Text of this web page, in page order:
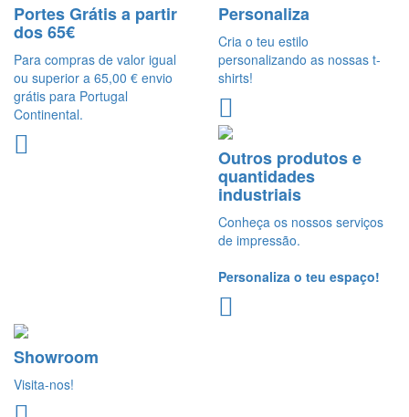
Portes Grátis a partir
dos 65€
Para compras de valor igual
ou superior a 65,00 € envio
grátis para Portugal
Continental.
Personaliza
Cria o teu estilo
personalizando as nossas t-
shirts!
Outros produtos e
quantidades
industriais
Conheça os nossos serviços
de impressão.
Personaliza o teu espaço!
Showroom
Visita-nos!